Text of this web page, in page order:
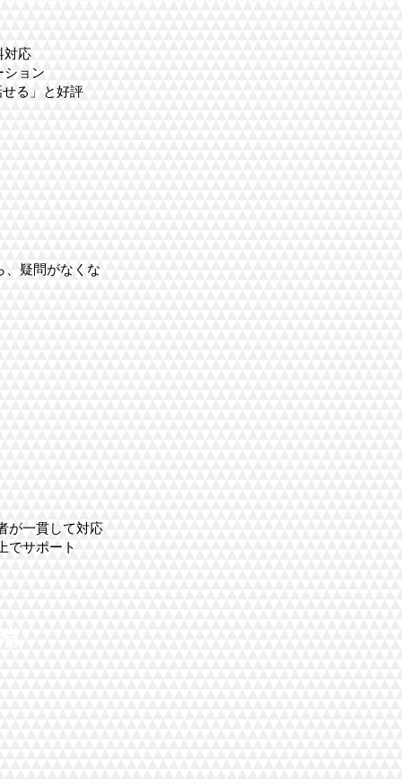
対応
ション
る」と好評
、疑問がなくな
が一貫して対応
でサポート